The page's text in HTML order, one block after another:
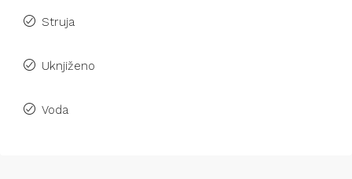
Struja
Uknjiženo
Voda